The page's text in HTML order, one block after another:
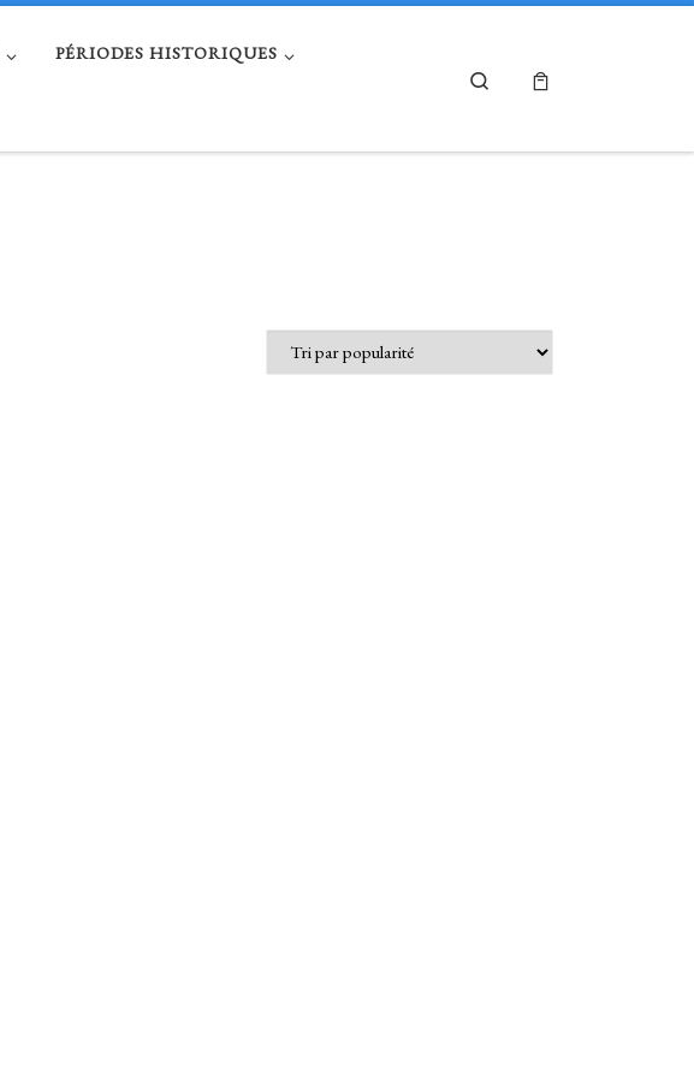
PÉRIODES HISTORIQUES
Search